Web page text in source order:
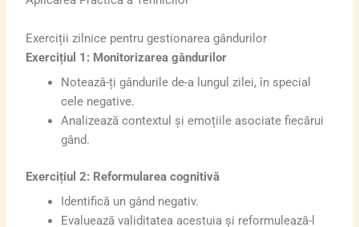
Exerciții zilnice pentru gestionarea gândurilor
Exercițiul 1: Monitorizarea gândurilor
Notează-ți gândurile de-a lungul zilei, în special
cele negative.
Analizează contextul și emoțiile asociate fiecărui
gând.
Exercițiul 2: Reformularea cognitivă
Identifică un gând negativ.
Evaluează validitatea acestuia și reformulează-l